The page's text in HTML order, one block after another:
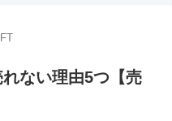
れない理由5つ【売